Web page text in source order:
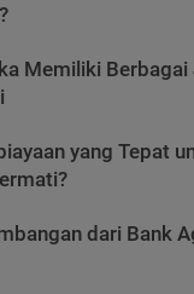
Memiliki
yang Tepat
dari Bank